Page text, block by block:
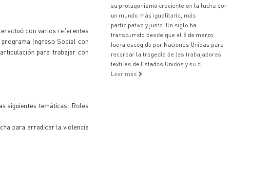
con varios referentes
Ingreso Social con
para trabajar con
siguientes temáticas: Roles
para erradicar la violencia
su protagonismo creciente en la lucha por
un mundo más igualitario, más
participativo y justo. Un siglo ha
transcurrido desde que el 8 de marzo
fuera escogido por Naciones Unidas para
recordar la tragedia de las trabajadoras
textiles de Estados Unidos y su d
Leer más